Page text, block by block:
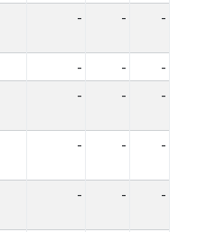
- - -
- -
-
- - -
- - -
- - -